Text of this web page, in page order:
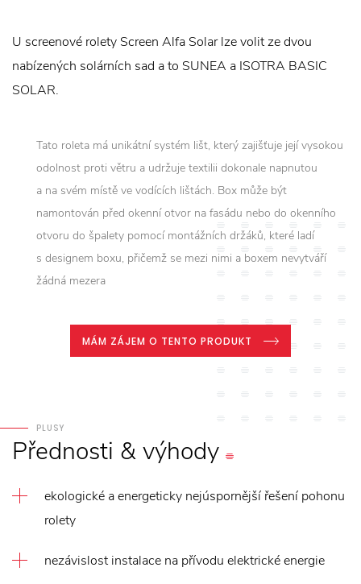
U screenové rolety Screen Alfa Solar lze volit ze dvou
nabízených solárních sad a to SUNEA a ISOTRA BASIC
SOLAR.
Tato roleta má unikátní systém lišt, který zajišťuje její vysokou
odolnost proti větru a udržuje textilii dokonale napnutou
a na svém místě ve vodících lištách. Box může být
namontován před okenní otvor na fasádu nebo do okenního
otvoru do špalety pomocí montážních držáků, které ladí
s designem boxu, přičemž se mezi nimi a boxem nevytváří
žádná mezera
MÁM ZÁJEM O TENTO PRODUKT
PLUSY
Přednosti &výhody
ekologické a energeticky nejúspornější řešení pohonu
rolety
nezávislost instalace na přívodu elektrické energie